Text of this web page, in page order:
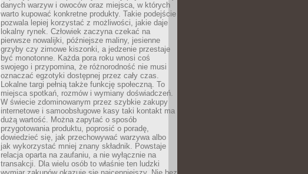
danych warzyw i owoców oraz miejsca, w których
warto kupować konkretne produkty. Takie podejście
pozwala lepiej korzystać z możliwości, jakie daje
lokalny rynek. Człowiek zaczyna czekać na
pierwsze nowalijki, późniejsze maliny, jesienne
grzyby czy zimowe kiszonki, a jedzenie przestaje
być monotonne. Każda pora roku wnosi coś
swojego i przypomina, że różnorodność nie musi
oznaczać egzotyki dostępnej przez cały czas.
Lokalne targi pełnią także funkcję społeczną. To
miejsca spotkań, rozmów i wymiany doświadczeń.
W świecie zdominowanym przez szybkie zakupy
internetowe i samoobsługowe kasy taki kontakt ma
dużą wartość. Można zapytać o sposób
przygotowania produktu, poprosić o poradę,
dowiedzieć się, jak przechowywać warzywa albo
jak wykorzystać mniej znany składnik. Powstaje
relacja oparta na zaufaniu, a nie wyłącznie na
transakcji. Dla wielu osób to właśnie ten ludzki